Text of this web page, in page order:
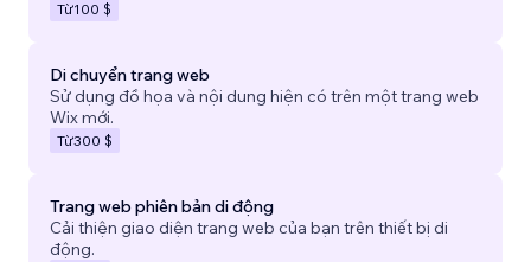
Từ100 $
Di chuyển trang web
Sử dụng đồ họa và nội dung hiện có trên một trang web
Wix mới.
Từ300 $
Trang web phiên bản di động
Cải thiện giao diện trang web của bạn trên thiết bị di
động.